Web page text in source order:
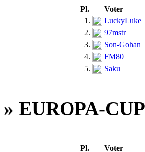
Pl.
Voter
1.
LuckyLuke
2.
97mstr
3.
Son-Gohan
4.
FM80
5.
Saku
» EUROPA-CUP
Pl.
Voter